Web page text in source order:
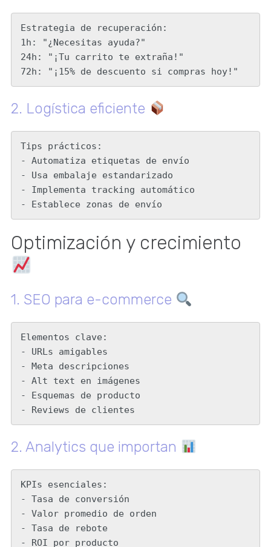
Estrategia de recuperación:
1h: "¿Necesitas ayuda?"
24h: "¡Tu carrito te extraña!"
72h: "¡15% de descuento si compras hoy!"
2. Logística eficiente
Tips prácticos:
- Automatiza etiquetas de envío
- Usa embalaje estandarizado
- Implementa tracking automático
- Establece zonas de envío
Optimización y crecimiento
1. SEO para e-commerce
Elementos clave:
- URLs amigables
- Meta descripciones
- Alt text en imágenes
- Esquemas de producto
- Reviews de clientes
2. Analytics que importan
KPIs esenciales:
- Tasa de conversión
- Valor promedio de orden
- Tasa de rebote
- ROI por producto